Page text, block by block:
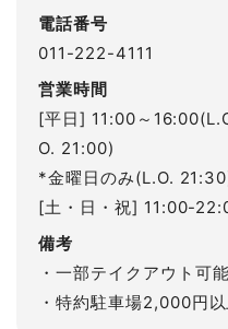
電話番号
011-222-4111
営業時間
[平日] 11:00～
O. 21:00)
*金曜日のみ(L.O.
[土・日・祝] 11:00-
備考
・一部テイクアウト可
・特約駐車場2,000円